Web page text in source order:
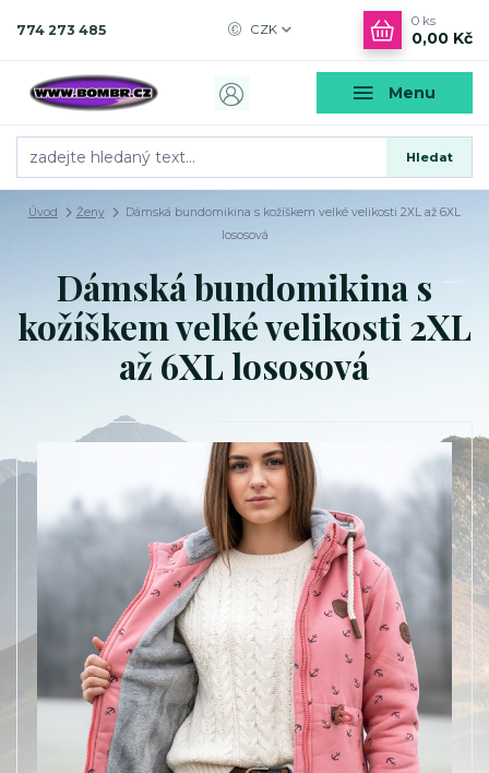
Menu
CZK
Hledat
774 273 485
0 ks
0,00 Kč
Úvod Ženy
Dámská bundomikina s kožíškem velké velikosti 2XL až 6XL
lososová
Dámská bundomikina s
kožíškem velké velikosti 2XL
až 6XL lososová